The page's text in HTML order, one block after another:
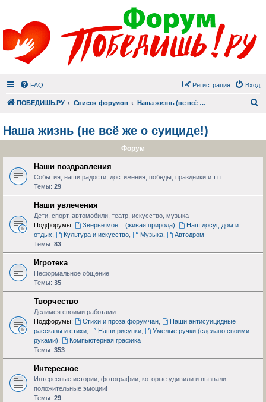
FAQ Вход
Регистрация
ПОБЕДИШЬ.РУ Список форумов Наша жизнь (не всё же о суициде!)
Наша жизнь (не всё же о суициде!)
Форум
Наши поздравления
События, наши радости, достижения, победы, праздники и т.п.
Темы: 29
Наши увлечения
Дети, спорт, автомобили, театр, искусство, музыка
Подфорумы:
Зверье мое... (живая природа)
Наш досуг, дом и
отдых
Культура и искусство, Музыка,
Автодром
Темы: 83
Игротека
Неформальное общение
Темы: 35
Творчество
Делимся своими работами
Подфорумы:
Стихи и проза форумчан,
Наши антисуицидные
рассказы и стихи
Наши рисунки,
Умелые ручки (сделано своими
руками)
Компьютерная графика
Темы: 353
Интересное
Интересные истории, фотографии, которые удивили и вызвали
положительные эмоции!
Темы: 29